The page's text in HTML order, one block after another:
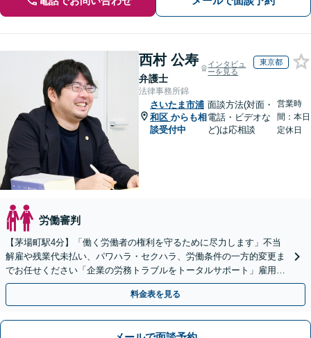
西村 公寿
弁護士
インタビュ
ーを見る
東京都
法律事務所錦
さいたま市浦
和区 からも相
談受付中
面談方法(対面・
電話・ビデオな
ど)は応相談
営業時
間：本日
定休日
労働審判
【茅場町駅4分】「働く労働者の権利を守るために尽力します」不当
解雇や残業代未払い、パワハラ・セクハラ、労働条件の一方的変更ま
でお任せください「企業の労務トラブルをトータルサポート」雇用契
約書や就業規則のリーガルチェックなど
料金表を見る